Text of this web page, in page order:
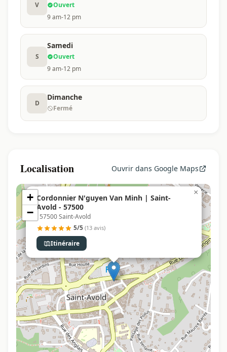
V
Ouvert
9 am-12 pm
S
Samedi
Ouvert
9 am-12 pm
D
Dimanche
Fermé
Localisation Ouvrir dans Google Maps
Cordonnier N'guyen Van Minh | Saint-
Avold - 57500
, 57500 Saint-Avold
5/5 (13 avis)
Itinéraire
×
+
−